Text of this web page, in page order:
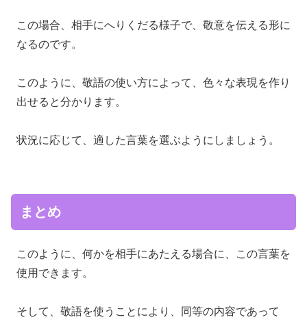
この場合、相手にへりくだる様子で、敬意を伝える形に
なるのです。
このように、敬語の使い方によって、色々な表現を作り
出せると分かります。
状況に応じて、適した言葉を選ぶようにしましょう。
まとめ
このように、何かを相手にあたえる場合に、この言葉を
使用できます。
そして、敬語を使うことにより、同等の内容であって